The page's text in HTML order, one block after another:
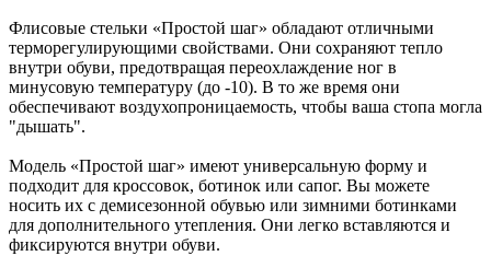
Флисовые стельки «Простой шаг» обладают отличными
терморегулирующими свойствами. Они сохраняют тепло
внутри обуви, предотвращая переохлаждение ног в
минусовую температуру (до -10). В то же время они
обеспечивают воздухопроницаемость, чтобы ваша стопа могла
"дышать".
Модель «Простой шаг» имеют универсальную форму и
подходит для кроссовок, ботинок или сапог. Вы можете
носить их с демисезонной обувью или зимними ботинками
для дополнительного утепления. Они легко вставляются и
фиксируются внутри обуви.